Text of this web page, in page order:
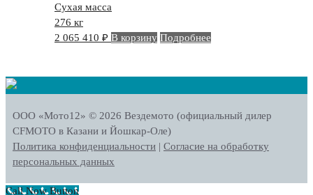
Сухая масса
276 кг
2 065 410 ₽ В корзину Подробнее
ООО «Мото12» © 2026 Вездемото (официальный дилер
CFMOTO в Казани и Йошкар-Оле)
Политика конфиденциальности | Согласие на обработку
персональных данных
Call Now Button